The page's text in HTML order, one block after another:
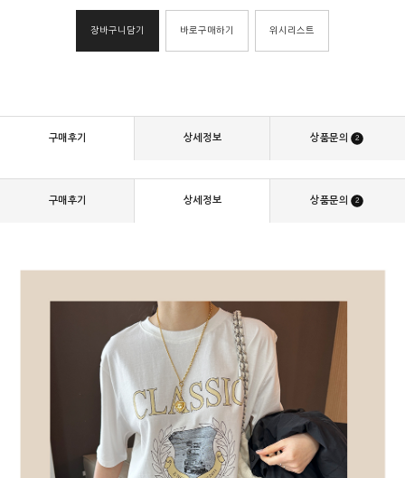
장바구니담기 바로구매하기 위시리스트
구매후기 상세정보 상품문의 2
구매후기 상세정보 상품문의 2